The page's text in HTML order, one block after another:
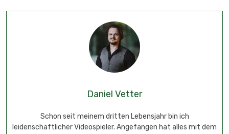
Daniel Vetter
Schon seit meinem dritten Lebensjahr bin ich
leidenschaftlicher Videospieler. Angefangen hat alles mit dem